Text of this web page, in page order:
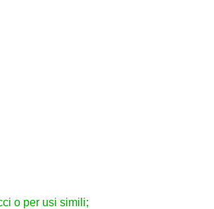
o per usi simili;